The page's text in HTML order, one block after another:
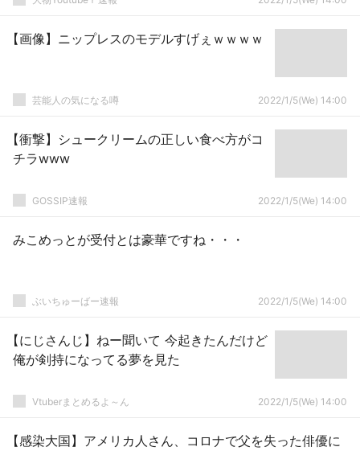
【画像】ニップレスのモデルすげぇｗｗｗｗ
芸能人の気になる噂 2022/1/5(We) 14:00
【衝撃】シュークリームの正しい食べ方がコ
チラwww
GOSSIP速報 2022/1/5(We) 14:00
みこめっとが受付とは豪華ですね・・・
ぶいちゅーばー速報 2022/1/5(We) 14:00
【にじさんじ】ねー聞いて 今起きたんだけど
俺が剣持になってる夢を見た
Vtuberまとめるよ～ん 2022/1/5(We) 14:00
【感染大国】アメリカ人さん、コロナで父を失った俳優に